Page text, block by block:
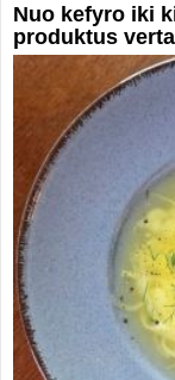
Nuo kefyro iki
produktus